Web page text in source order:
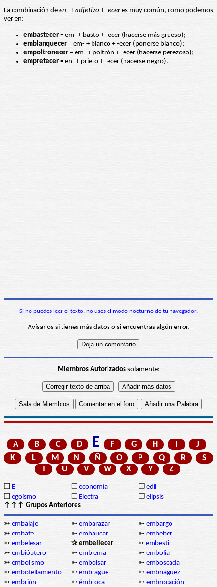
La combinación de en- +adjetivo +-eceres muy común, como podemos
ver en:
embastecer = em- + basto + -ecer (hacerse más grueso);
emblanquecer = em- + blanco + -ecer (ponerse blanco);
empoltronecer = em- + poltrón + -ecer (hacerse perezoso);
empretecer = en- + prieto + -ecer (hacerse negro).
Si no puedes leer el texto, no uses el modo nocturno de tu navegador.
Avísanos si tienes más datos o si encuentras algún error.
Miembros Autorizadossolamente:
A B C D E F G H I
J
K
L M N Ñ O P Q R
S
T
U V W X Y Z
❒ E ❒ economía ❒ edil
❒ egoísmo ❒ Electra ❒ elipsis
↑↑↑ Grupos Anteriores
➳ embalaje ➳ embarazar ➳ embargo
➳ embate ➳ embaucar ➳ embeber
➳ embelesar ✰ embellecer ➳ embestir
➳ embióptero ➳ emblema ➳ embolia
➳ embolismo ➳ embolsar ➳ emboscada
➳ embotellamiento ➳ embrague ➳ embriaguez
➳ embrión ➳ émbroca ➳ embrocación